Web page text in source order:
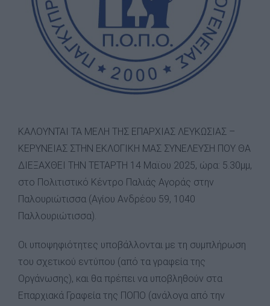
ΚΑΛΟΥΝΤΑΙ ΤΑ ΜΕΛΗ ΤΗΣ ΕΠΑΡΧΙΑΣ ΛΕΥΚΩΣΙΑΣ –
ΚΕΡΥΝΕΙΑΣ ΣΤΗΝ ΕΚΛΟΓΙΚΗ ΜΑΣ ΣΥΝΕΛΕΥΣΗ ΠΟΥ ΘΑ
ΔΙΕΞΑΧΘΕΙ ΤΗΝ ΤΕΤΑΡΤΗ 14 Μαϊου 2025, ώρα: 5.30μμ,
στο Πολιτιστικό Κέντρο Παλιάς Αγοράς στην
Παλουριώτισσα (Αγίου Ανδρέου 59, 1040
Παλλουριώτισσα).
Οι υποψηφιότητες υποβάλλονται με τη συμπλήρωση
του σχετικού εντύπου (από τα γραφεία της
Οργάνωσης), και θα πρέπει να υποβληθούν στα
Επαρχιακά Γραφεία της ΠΟΠΟ (ανάλογα από την